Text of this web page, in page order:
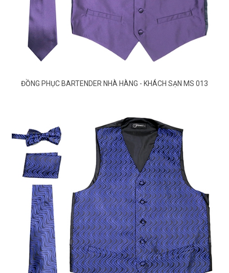
ĐỒNG PHỤC BARTENDER NHÀ HÀNG - KHÁCH SẠN MS 013